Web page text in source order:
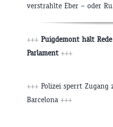
verstrahlte Eber – oder
+++ Puigdemont hält
Parlament +++
+++ Polizei sperrt Zugang
Barcelona +++